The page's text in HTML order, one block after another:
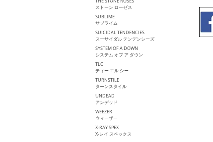
ストーン ローゼス
SUBLIME
サブライム
SUICIDAL TENDENCIES
スーサイダル テンデンシーズ
SYSTEM OF A DOWN
システム オブ ア ダウン
TLC
ティー エル シー
TURNSTILE
ターンスタイル
UNDEAD
アンデッド
WEEZER
ウィーザー
X-RAY SPEX
X-レイ スペックス